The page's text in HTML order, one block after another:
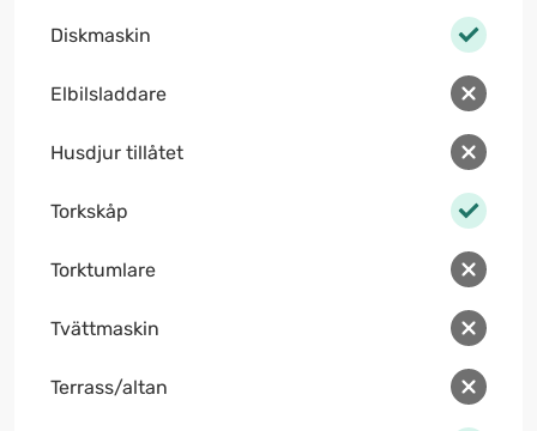
Diskmaskin
Elbilsladdare
Husdjur tillåtet
Torkskåp
Torktumlare
Tvättmaskin
Terrass/altan